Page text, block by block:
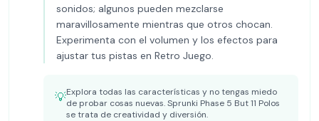
sonidos; algunos pueden mezclarse
maravillosamente mientras que otros chocan.
Experimenta con el volumen y los efectos para
ajustar tus pistas en Retro Juego.
💡Explora todas las características y no tengas miedo
de probar cosas nuevas. Sprunki Phase 5 But 11 Polos
se trata de creatividad y diversión.